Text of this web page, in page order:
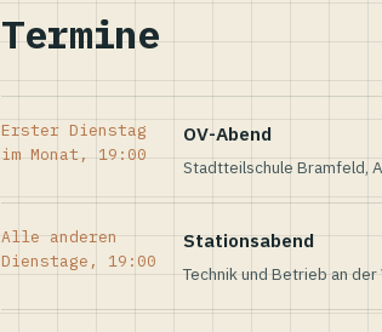
Termine
Erster Dienstag
im Monat, 19:00
OV-Abend
Stadtteilschule Bramfeld,
Alle anderen
Dienstage, 19:00
Stationsabend
Technik und Betrieb an